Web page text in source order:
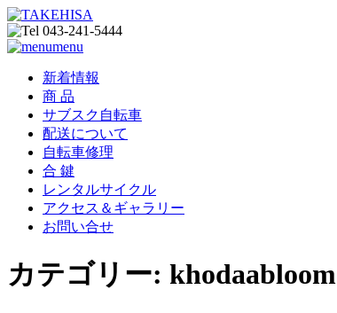
menu
新着情報
商 品
サブスク自転車
配送について
自転車修理
合 鍵
レンタルサイクル
アクセス＆ギャラリー
お問い合せ
カテゴリー: khodaabloom